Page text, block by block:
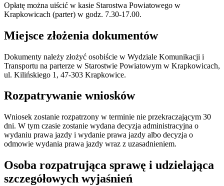
Opłatę można uiścić w kasie Starostwa Powiatowego w
Krapkowicach (parter) w godz. 7.30-17.00.
Miejsce złożenia dokumentów
Dokumenty należy złożyć osobiście w Wydziale Komunikacji i
Transportu na parterze w Starostwie Powiatowym w Krapkowicach,
ul. Kilińskiego 1, 47-303 Krapkowice.
Rozpatrywanie wniosków
Wniosek zostanie rozpatrzony w terminie nie przekraczającym 30
dni. W tym czasie zostanie wydana decyzja administracyjna o
wydaniu prawa jazdy i wydanie prawa jazdy albo decyzja o
odmowie wydania prawa jazdy wraz z uzasadnieniem.
Osoba rozpatrująca sprawę i udzielająca
szczegółowych wyjaśnień